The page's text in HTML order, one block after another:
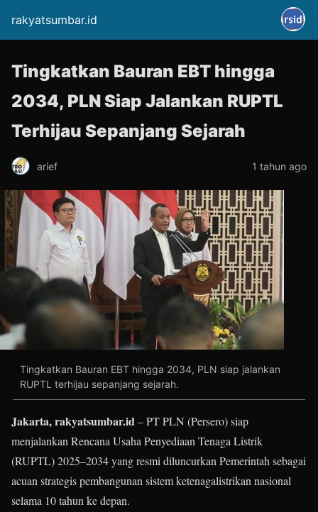
rakyatsumbar.id
Tingkatkan Bauran EBT hingga
2034, PLN Siap Jalankan RUPTL
Terhijau Sepanjang Sejarah
arief 1 tahun ago
Tingkatkan Bauran EBT hingga 2034, PLN siap jalankan
RUPTL terhijau sepanjang sejarah.
Jakarta, rakyatsumbar.id– PT PLN (Persero) siap
menjalankan Rencana Usaha Penyediaan Tenaga Listrik
(RUPTL) 2025–2034 yang resmi diluncurkan Pemerintah sebagai
acuan strategis pembangunan sistem ketenagalistrikan nasional
selama 10 tahun ke depan.